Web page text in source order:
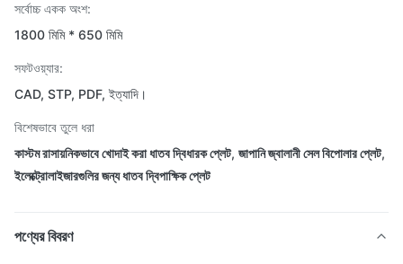
সর্বোচ্চ একক অংশ:
1800 মিমি * 650 মিমি
সফটওয়্যার:
CAD, STP, PDF, ইত্যাদি।
বিশেষভাবে তুলে ধরা
কাস্টম রাসায়নিকভাবে খোদাই করা ধাতব দ্বিধারক প্লেট, জাপানি জ্বালানী সেল বিপোলার প্লেট,
ইলেক্ট্রোলাইজারগুলির জন্য ধাতব দ্বিপাক্ষিক প্লেট
পণ্যের বিবরণ